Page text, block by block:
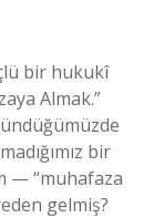
bir hukukî
Almak.”
bir
— “muhafaza
gelmiş?